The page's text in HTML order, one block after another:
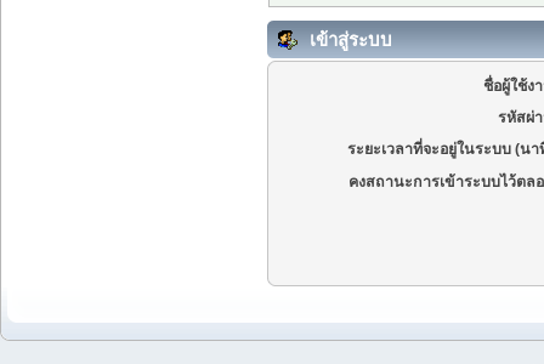
เข้าสู่ระบบ
ชื่อผู้ใช้ง
รหัสผ่
ระยะเวลาที่จะอยู่ในระบบ (นา
คงสถานะการเข้าระบบไว้ตล